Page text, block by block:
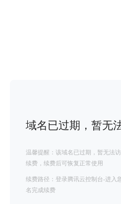
域名已过期，暂无
温馨提醒：该域名已过期，暂无法
续费，续费后可恢复正常使用
续费路径：登录腾讯云控制台-进入
名完成续费